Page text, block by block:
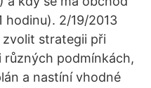
2/19/2013
strategii při
různých podmínkách,
a nastíní vhodné